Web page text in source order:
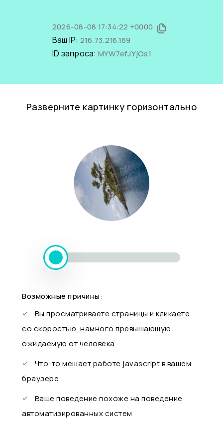
2026-08-08 17:34:22 +0000
Ваш IP: 216.73.216.169
ID запроса: MYW7efJYjOs1
Разверните картинку горизонтально
Возможные причины:
Вы просматриваете страницы и кликаете
со скоростью, намного превышающую
ожидаемую от человека
Что-то мешает работе javascript в вашем
браузере
Ваше поведение похоже на поведение
автоматизированных систем